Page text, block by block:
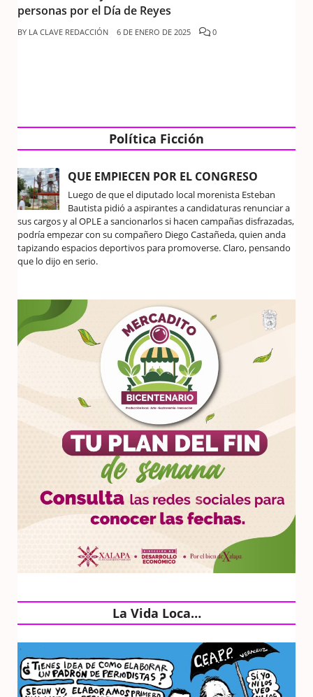
personas por el Día de Reyes
BY LA CLAVE REDACCIÓN 6 DE ENERO DE 2025 0
Política Ficción
QUE EMPIECEN POR EL CONGRESO
Luego de que el diputado local morenista Esteban
Bautista pidió a aspirantes a candidaturas renunciar a
sus cargos y al OPLE a sancionarlos si hacen campañas disfrazadas,
podría empezar con su compañero Diego Castañeda, quien anda
tapizando espacios deportivos para promoverse. Claro, pensando
que lo dijo en serio.
La Vida Loca…